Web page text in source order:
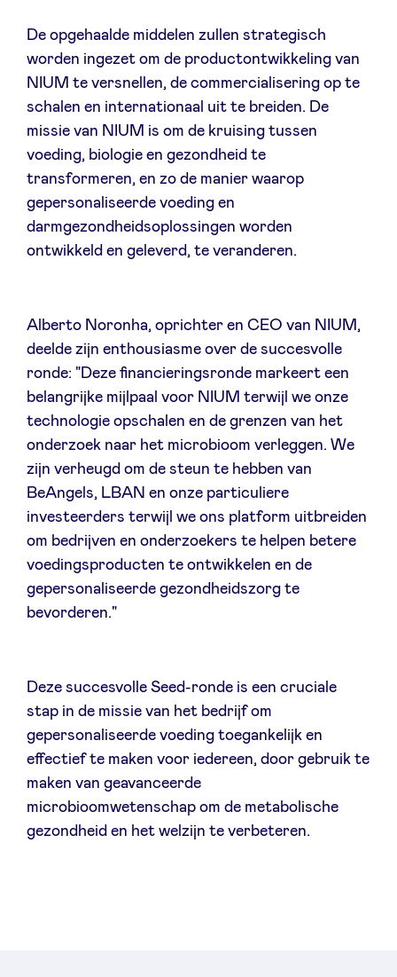
Health Expert Circle
nl fr
LinkedIn
De opgehaalde middelen zullen strategisch
worden ingezet om de productontwikkeling van
NIUM te versnellen, de commercialisering op te
schalen en internationaal uit te breiden. De
missie van NIUM is om de kruising tussen
voeding, biologie en gezondheid te
transformeren, en zo de manier waarop
gepersonaliseerde voeding en
darmgezondheidsoplossingen worden
ontwikkeld en geleverd, te veranderen.
Alberto Noronha, oprichter en CEO van NIUM,
deelde zijn enthousiasme over de succesvolle
ronde: "Deze financieringsronde markeert een
belangrijke mijlpaal voor NIUM terwijl we onze
technologie opschalen en de grenzen van het
onderzoek naar het microbioom verleggen. We
zijn verheugd om de steun te hebben van
BeAngels, LBAN en onze particuliere
investeerders terwijl we ons platform uitbreiden
om bedrijven en onderzoekers te helpen betere
voedingsproducten te ontwikkelen en de
gepersonaliseerde gezondheidszorg te
bevorderen."
Deze succesvolle Seed-ronde is een cruciale
stap in de missie van het bedrijf om
gepersonaliseerde voeding toegankelijk en
effectief te maken voor iedereen, door gebruik te
maken van geavanceerde
microbioomwetenschap om de metabolische
gezondheid en het welzijn te verbeteren.